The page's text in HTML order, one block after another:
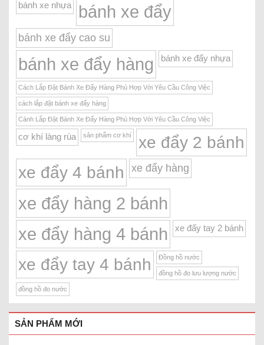
bánh xe nhựa bánh xe đẩy
bánh xe đẩy cao su
bánh xe đẩy hàng bánh xe đẩy nhựa
Cách Lắp Đặt Bánh Xe Đẩy Hàng Phù Hợp Với Yêu Cầu Công Việc
cách lắp đặt bánh xe đẩy hàng
Cánh Lắp Đặt Bánh Xe Đẩy Hàng Phù Hợp Với Yêu Cầu Công Việc
cơ khí làng rùa sản phẩm cơ khí
xe đẩy 2 bánh
xe đẩy 4 bánh
xe đẩy hàng
xe đẩy hàng 2 bánh
xe đẩy hàng 4 bánh xe đẩy tay 2 bánh
xe đẩy tay 4 bánh Đồng hồ nước
đồng hồ đo lưu lượng nước
đồng hồ đo nước
SẢN PHẨM MỚI